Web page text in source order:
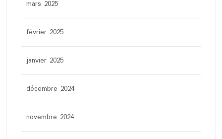
mars 2025
février 2025
janvier 2025
décembre 2024
novembre 2024